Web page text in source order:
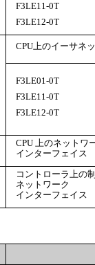
F3LE11-0T
F3LE12-0T
CPU上のイーサネ
F3LE01-0T
F3LE11-0T
F3LE12-0T
CPU 上のネットワ
インターフェイス
コントローラ上の
ネットワーク
インターフェイス